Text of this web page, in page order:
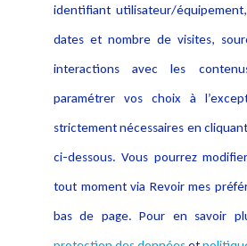
identifiant utilisateur/
dates et nombre de visites,
interactions avec les
paramétrer vos choix à
strictement nécessaires en cliquant
ci-dessous. Vous pourrez
tout moment via Revoir mes
bas de page. Pour en savoir